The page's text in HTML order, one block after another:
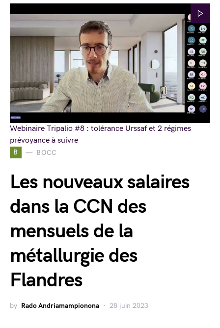
B BOCC
Les nouveaux salaires
dans la CCN des
mensuels de la
métallurgie des
Flandres
by Rado Andriamampionona 28 juin 2023
Webinaire Tripalio #8 : tolérance Urssaf et 2 régimes
prévoyance à suivre